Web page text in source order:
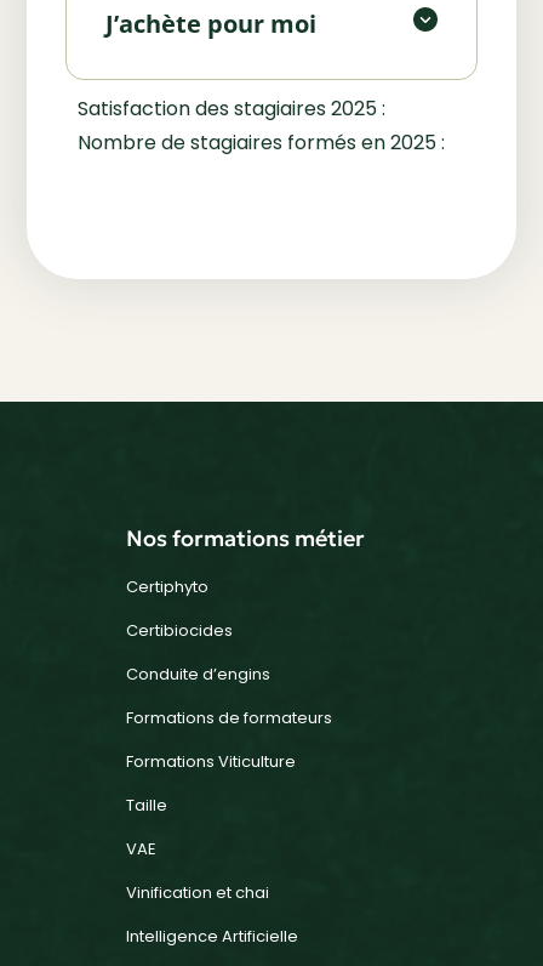
J’achète pour moi
Satisfaction des stagiaires 2025 :
Nombre de stagiaires formés en 2025 :
Nos formations métier
Certiphyto
Certibiocides
Conduite d’engins
Formations de formateurs
Formations Viticulture
Taille
VAE
Vinification et chai
Intelligence Artificielle